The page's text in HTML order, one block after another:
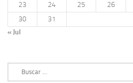
23
24 25 26
30
31
« Jul